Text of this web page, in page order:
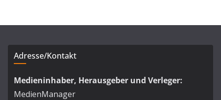
Adresse/Kontakt
Medieninhaber, Herausgeber und Verleger:
MedienManager